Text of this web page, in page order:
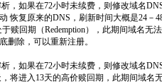
，如果在72小时未续费，则修改域名
恢复原来的DNS，刷新时间大概是24－
赎回期（Redemption），此期间域名无
删除，可以重新注册。
，如果在72小时未续费，则修改域名
将进入13天的高价赎回期，此期间域名